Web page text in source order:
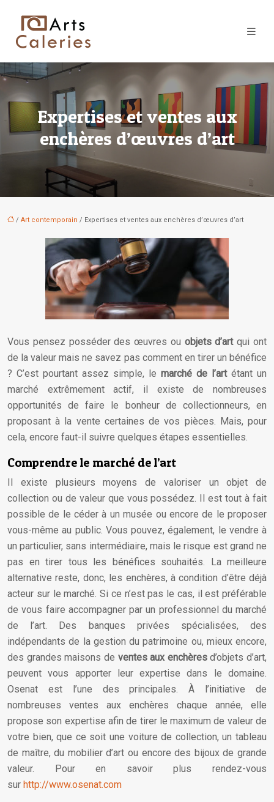
Expertises et ventes aux
enchères d’œuvres d’art
/ Art contemporain / Expertises et ventes aux enchères d’œuvres d’art
Vous pensez posséder des œuvres ou objets d’artqui ont
de la valeur mais ne savez pas comment en tirer un bénéfice
? C’est pourtant assez simple, le marché de l’artétant un
marché extrêmement actif, il existe de nombreuses
opportunités de faire le bonheur de collectionneurs, en
proposant à la vente certaines de vos pièces. Mais, pour
cela, encore faut-il suivre quelques étapes essentielles.
Comprendre le marché de l’art
Il existe plusieurs moyens de valoriser un objet de
collection ou de valeur que vous possédez. Il est tout à fait
possible de le céder à un musée ou encore de le proposer
vous-même au public. Vous pouvez, également, le vendre à
un particulier, sans intermédiaire, mais le risque est grand ne
pas en tirer tous les bénéfices souhaités. La meilleure
alternative reste, donc, les enchères, à condition d’être déjà
acteur sur le marché. Si ce n’est pas le cas, il est préférable
de vous faire accompagner par un professionnel du marché
de l’art. Des banques privées spécialisées, des
indépendants de la gestion du patrimoine ou, mieux encore,
des grandes maisons de ventes aux enchèresd’objets d’art,
peuvent vous apporter leur expertise dans le domaine.
Osenat est l’une des principales. À l’initiative de
nombreuses ventes aux enchères chaque année, elle
propose son expertise afin de tirer le maximum de valeur de
votre bien, que ce soit une voiture de collection, un tableau
de maître, du mobilier d’art ou encore des bijoux de grande
valeur. Pour en savoir plus rendez-vous
sur http://www.osenat.com